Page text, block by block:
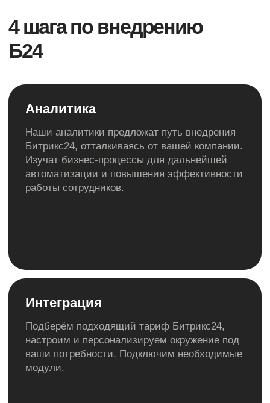
Подробнее
Стоимость:
Стоимость лицензии
Битрикс24
Абонентская плата